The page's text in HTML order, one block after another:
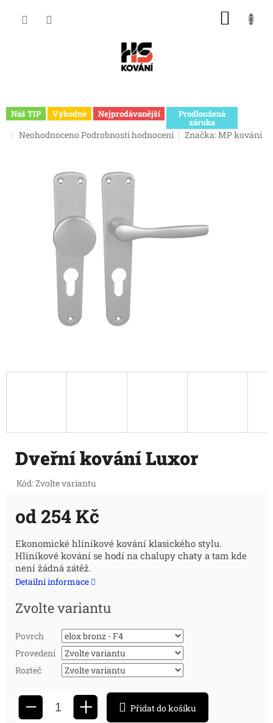
Náš TIP Výhodné Nejprodávanější Prodloužená
záruka
Průměrné
Neohodnoceno Podrobnosti hodnocení Značka:MP kování
Dveřní kování Luxor
Kód:Zvolte variantu
od 254 Kč
Měrná
cena:
Ekonomické hliníkové kování klasického stylu.
Hliníkové kování se hodí na chalupy chaty a tam kde
není žádná zátěž.
Detailní informace
Zvolte variantu
Povrch
Provedení
Rozteč
− + Přidat do košíku